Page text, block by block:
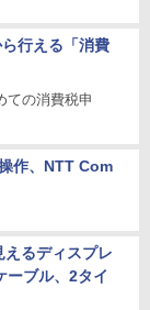
行える「消費
ての消費税申
作、NTT Com
るディスプレ
ーブル、2タイ